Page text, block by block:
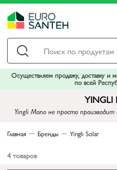
Осуществляем продажу, доставку и
по всей
Yingli Mono не просто
Главная Бренды Yingli Solar
4 товаров